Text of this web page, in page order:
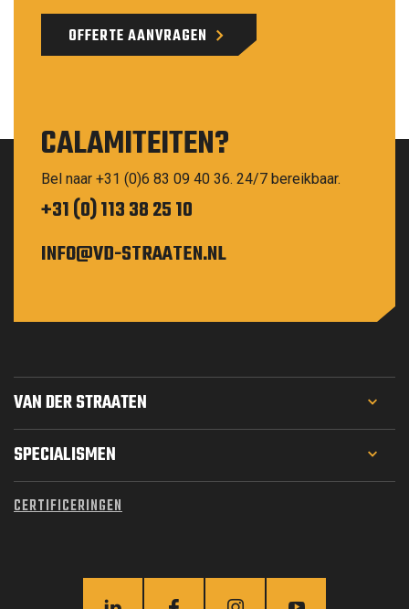
OFFERTE AANVRAGEN
CALAMITEITEN?
Bel naar +31 (0)6 83 09 40 36. 24/7 bereikbaar.
+31 (0) 113 38 25 10
INFO@VD-STRAATEN.NL
VAN DER STRAATEN
PROJECTEN
OVER ONS
SPECIALISMEN
GEOTECHNIEK
WATERBOUW
CERTIFICERINGEN